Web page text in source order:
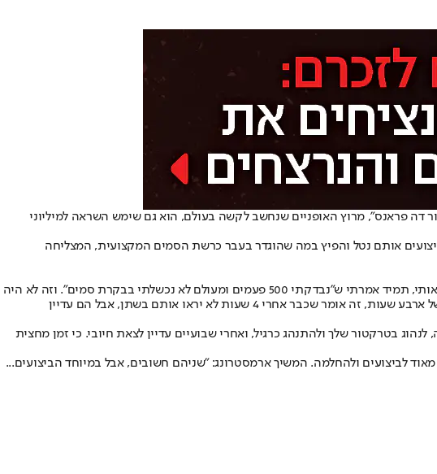
ארמסטרונג מוגדר בפי רבים כ"רמאי הגדול בהיסטוריה", וכנראה שבצדק. ארמסטרונג זכה 7 פעמים ב"טור דה פראנס", מרוץ האופניים שנחשב לקשה בעולם, הוא גם שימש השראה למיליוני
אותם נטל והפיץ במה שהוגדר בעבר כרשת הסמים המקצועית, המצליחה
בראיון שנתן לפודקאטס של ביל מהאר, חשף ארמסטרונג את השיטה: "במובן מסוים, הייתי פשוט מתסכל את המערכת, כי לפני שתפסו אותי, תמיד אמרתי ש"נבדקתי 500 פעמים ומעולם לא נכשלתי בבקרת סמים". וזה לא היה
שקר. זו האמת. לא הייתה דרך להתחמק מהבדיקות ובאמת לא תפסו אותי. אבל זה היה בגלל שלחומרים שלקחתי יש זמן מחצית חיים של ארבע שעות, זה אומר שכבר אחרי 4 שעות לא יראו אותם בשתן, אבל הם עדיין
בטרקטור שלך ולהתנהג כרגיל, ואחרי שבועיים עדיין לצאת חיובי. כי זמן מחצית
לביצועים ולהחלמה. המשיך ארמסטרונג: "שניהם חשובים, אבל במיוחד הביצועים...